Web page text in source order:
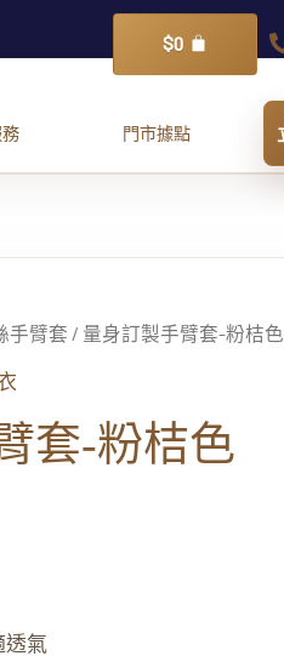
$0
籃
手臂套 / 量身訂製手臂套-粉桔色
套-粉桔色
透氣